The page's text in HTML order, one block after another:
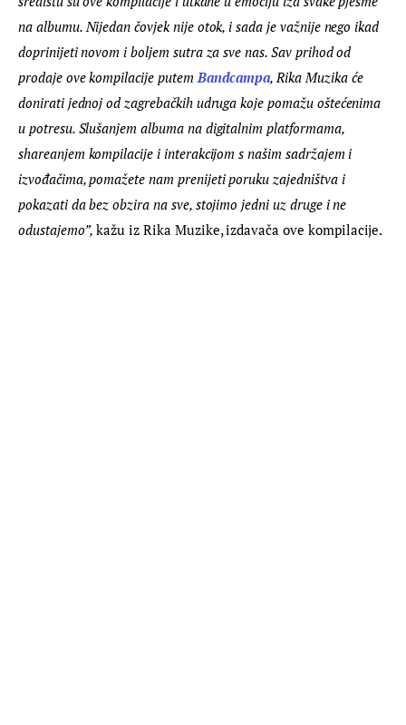
na albumu. Nijedan čovjek nije otok, i sada je važnije nego ikad
doprinijeti novom i boljem sutra za sve nas. Sav prihod od
prodaje ove kompilacije putem Bandcampa, Rika Muzika će
donirati jednoj od zagrebačkih udruga koje pomažu oštećenima
u potresu. Slušanjem albuma na digitalnim platformama,
shareanjem kompilacije i interakcijom s našim sadržajem i
izvođačima, pomažete nam prenijeti poruku zajedništva i
pokazati da bez obzira na sve, stojimo jedni uz druge i ne
odustajemo”, kažu iz Rika Muzike, izdavača ove kompilacije.